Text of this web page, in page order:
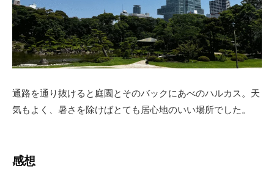
通路を通り抜けると庭園とそのバックにあべのハルカス。天
気もよく、暑さを除けばとても居心地のいい場所でした。
感想